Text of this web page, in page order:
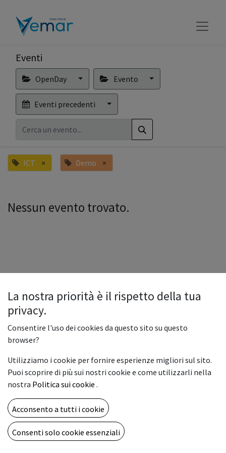
Eventi
OpenDay Evento
Eventi precedenti
ICT × Demo ×
Nessun evento trovato.
Copyright © Vemar sas
Fornito da - Il n° 1 tra gli
La nostra priorità è il rispetto della tua
privacy.
Consentire l'uso dei cookies da questo sito su questo
browser?
Utilizziamo i cookie per fornire esperienze migliori sul sito.
Puoi scoprire di più sui nostri cookie e come utilizzarli nella
nostra Politica sui cookie .
Acconsento a tutti i cookie
Consenti solo cookie essenziali